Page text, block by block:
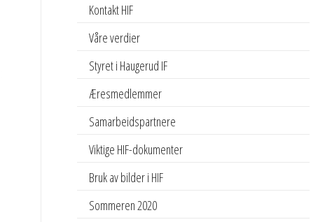
Kontakt HIF
Våre verdier
Styret i Haugerud IF
Æresmedlemmer
Samarbeidspartnere
Viktige HIF-dokumenter
Bruk av bilder i HIF
Sommeren 2020